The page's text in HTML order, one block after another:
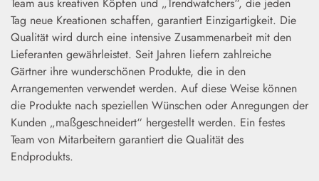
Tag neue Kreationen schaffen, garantiert Einzigartigkeit. Die
Qualität wird durch eine intensive Zusammenarbeit mit den
Lieferanten gewährleistet. Seit Jahren liefern zahlreiche
Gärtner ihre wunderschönen Produkte, die in den
Arrangementen verwendet werden. Auf diese Weise können
die Produkte nach speziellen Wünschen oder Anregungen der
Kunden „maßgeschneidert“ hergestellt werden. Ein festes
Team von Mitarbeitern garantiert die Qualität des
Endprodukts.